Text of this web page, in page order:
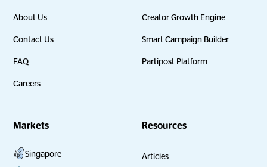
About Us
Contact Us
FAQ
Careers
Creator Growth Engine
Smart Campaign Builder
Partipost Platform
Markets
Singapore
Resources
Articles